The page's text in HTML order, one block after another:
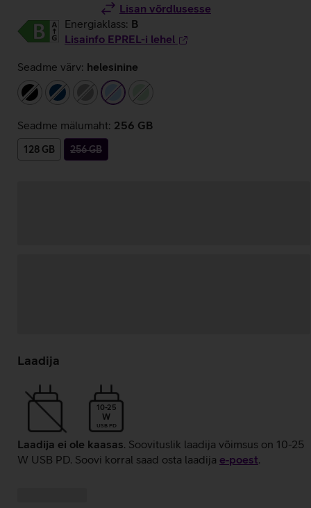
Lisan võrdlusesse
Energiaklass: B
Lisainfo EPREL-i lehel
Seadme värv: helesinine
musttumesinine
hall helesinineheleroheline
Seadme mälumaht: 256 GB
128 GB 256 GB
laadimine
Laadija
10-25
W
USB PD
Laadija ei ole kaasas. Soovituslik laadija võimsus on 10-25
W USB PD. Soovi korral saad osta laadija e‑poest.